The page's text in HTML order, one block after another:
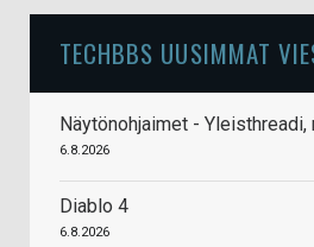
TECHBBS UUSIMMAT
Näytönohjaimet -
6.8.2026
Diablo 4
6.8.2026